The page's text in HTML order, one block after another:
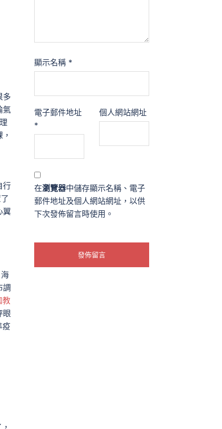
多
氣
行
翼
調
教
眼
疫
顯示名稱 *
電子郵件地址
*
個人網站網址
在瀏覽器中儲存顯示名稱、電子
郵件地址及個人網站網址，以供
下次發佈留言時使用。